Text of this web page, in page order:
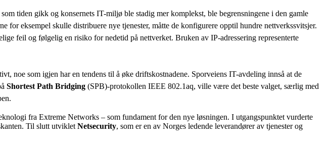
tiden gikk og konsernets IT-miljø ble stadig mer komplekst, ble begrensningene i den gamle
eksempel skulle distribuere nye tjenester, måtte de konfigurere opptil hundre nettverkssvitsjer.
feil og følgelig en risiko for nedetid på nettverket. Bruken av IP-adressering representerte
noe som igjen har en tendens til å øke driftskostnadene. Sporveiens IT-avdeling innså at de
Shortest Path Bridging (SPB)-protokollen IEEE 802.1aq, ville være det beste valget, særlig med
fra Extreme Networks – som fundament for den nye løsningen. I utgangspunktet vurderte
Til slutt utviklet Netsecurity, som er en av Norges ledende leverandører av tjenester og